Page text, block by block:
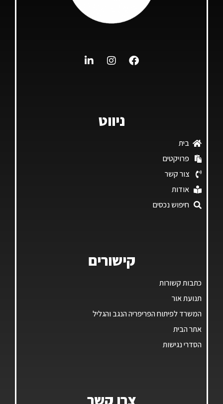
ניווט
בית
פרויקטים
צור קשר
אודות
חיפוש נכסים
קישורים
כתבות קשורות
תנועת אור
המשרד לפיתוח הפריפריה הנגב והגליל
אתר הבית
הסדרי נגישות
צרו קשר